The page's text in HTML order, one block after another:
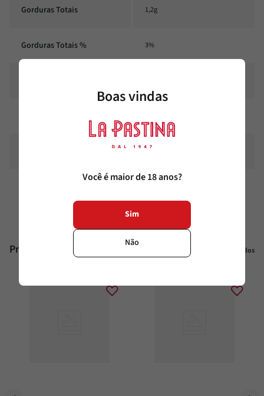
Gorduras Totais 1,2g
Gorduras Totais % 3%
8mg
Produtos similares Veja todos
Boas vindas
Você é maior de 18 anos?
Sim
Não